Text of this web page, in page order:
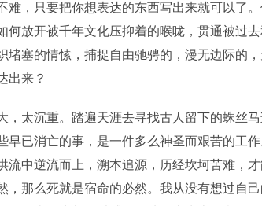
难，只要把你想表达的东西写出来就可以了
何放开被千年文化压抑着的喉咙，贯通被过
堵塞的情愫，捕捉自由驰骋的，漫无边际的
出来？
，太沉重。踏遍天涯去寻找古人留下的蛛丝
早已消亡的事，是一件多么神圣而艰苦的工
流中逆流而上，溯本追源，历经坎坷苦难，
，那么死就是宿命的必然。我从没有想过自